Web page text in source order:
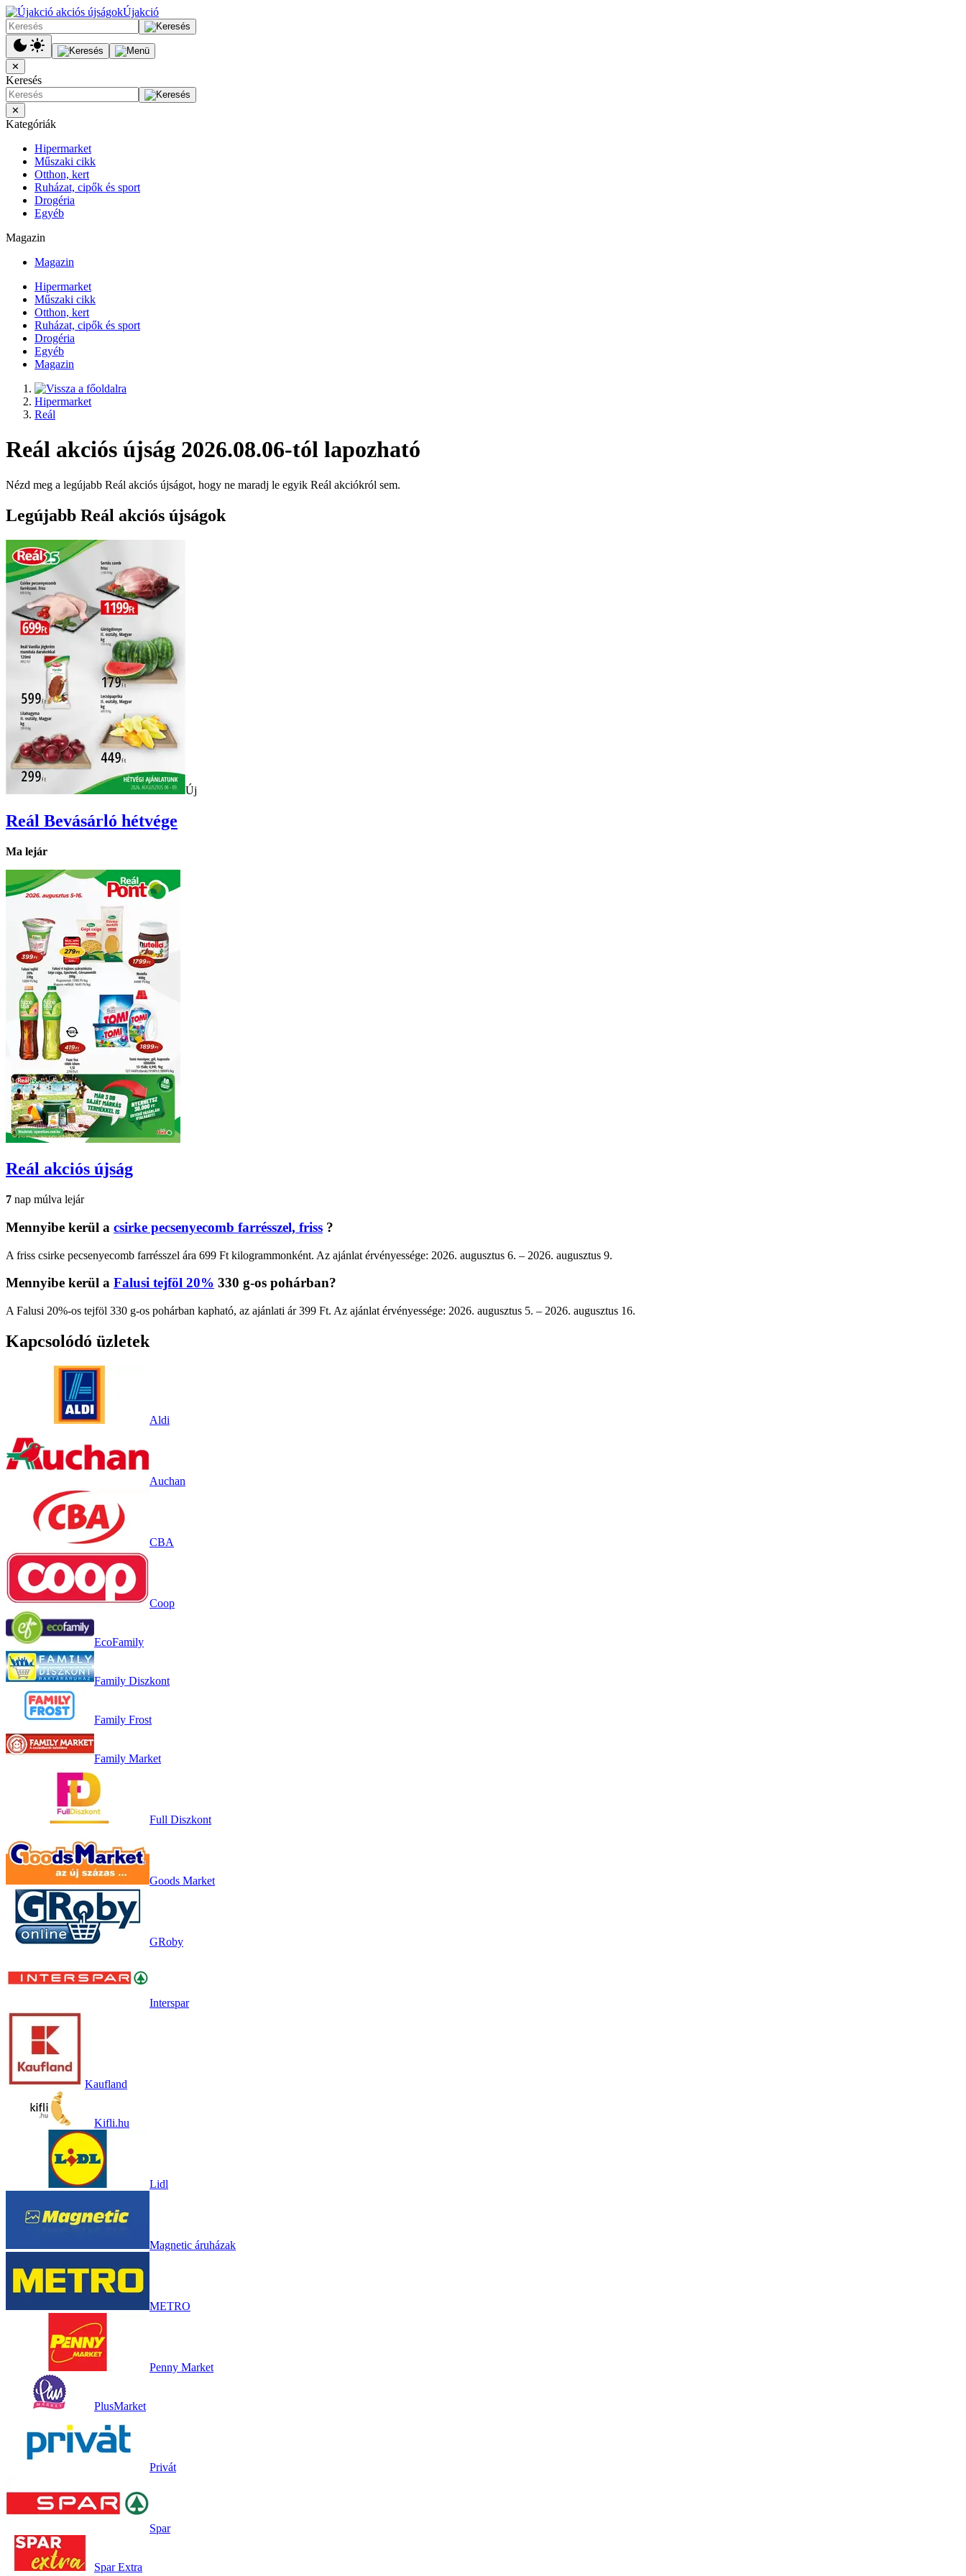
Újakció
✕
Keresés
✕
Kategóriák
Hipermarket
Műszaki cikk
Otthon, kert
Ruházat, cipők és sport
Drogéria
Egyéb
Magazin
Magazin
Hipermarket
Műszaki cikk
Otthon, kert
Ruházat, cipők és sport
Drogéria
Egyéb
Magazin
Hipermarket
Reál
Reál akciós újság 2026.08.06-tól lapozható
Nézd meg a legújabb Reál akciós újságot, hogy ne maradj le egyik Reál akciókról sem.
Legújabb Reál akciós újságok
Új
Reál Bevásárló hétvége
Ma lejár
Reál akciós újság
7 nap múlva lejár
Mennyibe kerül a csirke pecsenyecomb farrésszel, friss ?
A friss csirke pecsenyecomb farrésszel ára 699 Ft kilogrammonként. Az ajánlat érvényessége: 2026. augusztus 6. – 2026. augusztus 9.
Mennyibe kerül a Falusi tejföl 20% 330 g-os pohárban?
A Falusi 20%-os tejföl 330 g-os pohárban kapható, az ajánlati ár 399 Ft. Az ajánlat érvényessége: 2026. augusztus 5. – 2026. augusztus 16.
Kapcsolódó üzletek
Aldi
Auchan
CBA
Coop
EcoFamily
Family Diszkont
Family Frost
Family Market
Full Diszkont
Goods Market
GRoby
Interspar
Kaufland
Kifli.hu
Lidl
Magnetic áruházak
METRO
Penny Market
PlusMarket
Privát
Spar
Spar Extra